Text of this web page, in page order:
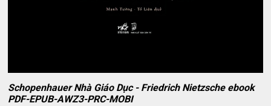
Schopenhauer Nhà Giáo Dục - Friedrich Nietzsche ebook
PDF-EPUB-AWZ3-PRC-MOBI